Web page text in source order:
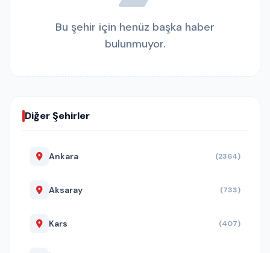
Bu şehir için henüz başka haber
bulunmuyor.
Diğer Şehirler
Ankara (2364)
Aksaray (733)
Kars (407)